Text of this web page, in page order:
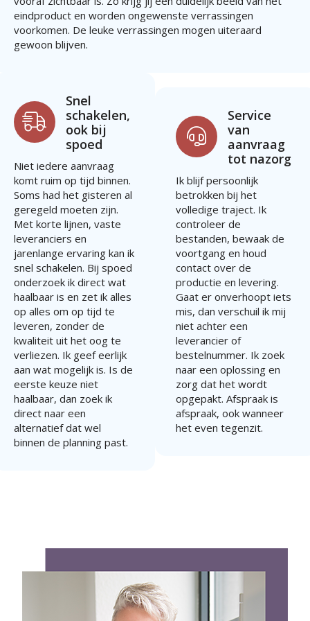
eindproduct en worden ongewenste verrassingen
voorkomen. De leuke verrassingen mogen uiteraard
gewoon blijven.
Snel
schakelen,
ook bij
spoed
Niet iedere aanvraag
komt ruim op tijd binnen.
Soms had het gisteren al
geregeld moeten zijn.
Met korte lijnen, vaste
leveranciers en
jarenlange ervaring kan ik
snel schakelen. Bij spoed
onderzoek ik direct wat
haalbaar is en zet ik alles
op alles om op tijd te
leveren, zonder de
kwaliteit uit het oog te
verliezen. Ik geef eerlijk
aan wat mogelijk is. Is de
eerste keuze niet
haalbaar, dan zoek ik
direct naar een
alternatief dat wel
binnen de planning past.
Service
van
aanvraag
tot nazorg
Ik blijf persoonlijk
betrokken bij het
volledige traject. Ik
controleer de
bestanden, bewaak de
voortgang en houd
contact over de
productie en levering.
Gaat er onverhoopt iets
mis, dan verschuil ik mij
niet achter een
leverancier of
bestelnummer. Ik zoek
naar een oplossing en
zorg dat het wordt
opgepakt. Afspraak is
afspraak, ook wanneer
het even tegenzit.